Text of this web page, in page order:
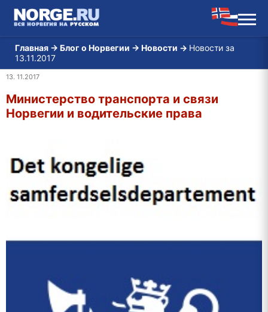
Главная → Блог о Норвегии → Новости → Новости за
13.11.2017
13. 11.2017
Министерство транспорта и связи
Норвегии и водительские права